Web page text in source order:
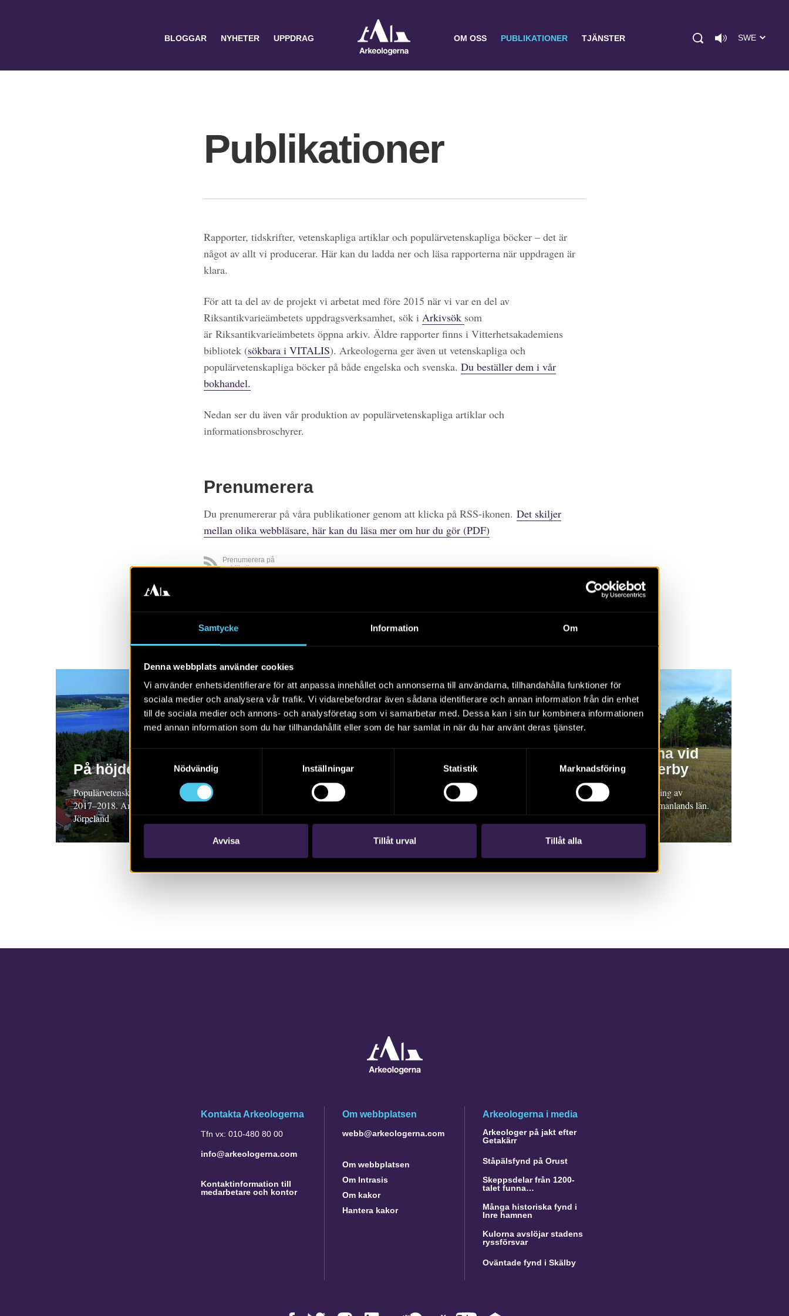
Samtycke Information Om
Denna webbplats använder cookies
Vi använder enhetsidentifierare för att anpassa innehållet och annonserna till användarna, tillhandahålla funktioner för
sociala medier och analysera vår trafik. Vi vidarebefordrar även sådana identifierare och annan information från din enhet
till de sociala medier och annons- och analysföretag som vi samarbetar med. Dessa kan i sin tur kombinera informationen
med annan information som du har tillhandahållit eller som de har samlat in när du har använt deras tjänster.
Nödvändig
Inställningar Statistik Marknadsföring
Avvisa Tillåt urval Tillåt alla
BLOGGAR NYHETER UPPDRAG OM OSS PUBLIKATIONER TJÄNSTER SWE
Publikationer
Rapporter, tidskrifter, vetenskapliga artiklar och populärvetenskapliga böcker – det är
något av allt vi producerar. Här kan du ladda ner och läsa rapporterna när uppdragen är
klara.
För att ta del av de projekt vi arbetat med före 2015 när vi var en del av
Riksantikvarieämbetets uppdragsverksamhet, sök i Arkivsök som
är Riksantikvarieämbetets öppna arkiv. Äldre rapporter finns i Vitterhetsakademiens
bibliotek (sökbara i VITALIS). Arkeologerna ger även ut vetenskapliga och
populärvetenskapliga böcker på både engelska och svenska. Du beställer dem i vår
bokhandel.
Nedan ser du även vår produktion av populärvetenskapliga artiklar och
informationsbroschyrer.
Prenumerera
Du prenumererar på våra publikationer genom att klicka på RSS-ikonen. Det skiljer
mellan olika webbläsare, här kan du läsa mer om hur du gör (PDF)
Prenumerera på
publikationer
2026 2022
På höjden i Til
Populärvetenskaplig sammanfattning för Norrtil
2017–2018. Anton Seiler och Lena Beronius
Jörpeland
obesuttnas arkeologi – människor, metoder och
möjligheter. Pia Nilsson, Martin Hansson, Eva
Järnåldersgårdarna vid
Kissmyran i Vackerby
Populärvetenskaplig sammanfattning av
arkeologisk undersökning, Södermanlands län.
Kontakta Arkeologerna
Tfn vx: 010-480 80 00
info@arkeologerna.com
Kontaktinformation till
medarbetare och kontor
Om webbplatsen
webb@arkeologerna.com
Om webbplatsen
Om Intrasis
Om kakor
Hantera kakor
Arkeologerna i media
Arkeologer på jakt efter
Getakärr
Ståpälsfynd på Orust
Skeppsdelar från 1200-
talet funna…
Många historiska fynd i
Inre hamnen
Kulorna avslöjar stadens
ryssförsvar
Oväntade fynd i Skälby